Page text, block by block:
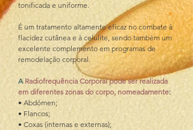
tonificada e uniforme.
É um tratamento altamente eficaz no combate à
flacidez cutânea e à celulite, sendo também um
excelente complemento em programas de
remodelação corporal.
A Radiofrequência Corporal pode ser realizada
em diferentes zonas do corpo, nomeadamente:
• Abdómen;
• Flancos;
• Coxas (internas e externas);